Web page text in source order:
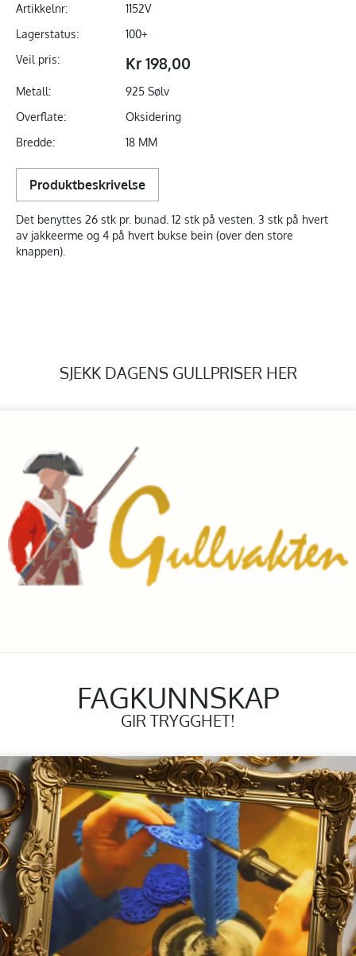
Artikkelnr:
1152V
Lagerstatus:
100+
Veil pris:
Kr 198,00
Metall:
925 Sølv
Overflate:
Oksidering
Bredde:
18 MM
Produktbeskrivelse
Det benyttes 26 stk pr. bunad. 12 stk på vesten. 3 stk på hvert
av jakkeerme og 4 på hvert bukse bein (over den store
knappen).
SJEKK DAGENS GULLPRISER HER
FAGKUNNSKAP
GIR TRYGGHET!